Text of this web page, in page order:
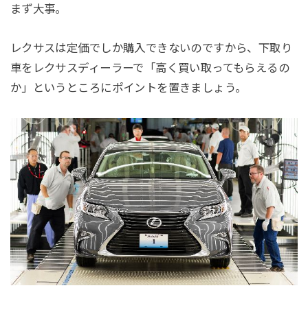
まず大事。
レクサスは定価でしか購入できないのですから、下取り
車をレクサスディーラーで「高く買い取ってもらえるの
か」というところにポイントを置きましょう。